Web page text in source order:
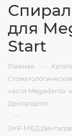
для
Start
Главная —
части Megadenta:
Денталдепо
—
ЭУР-МЕД